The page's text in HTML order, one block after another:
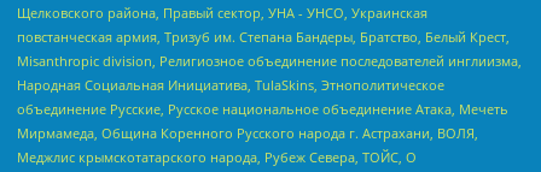
Щелковского района, Правый сектор, УНА - УНСО, Украинская
повстанческая армия, Тризуб им. Степана Бандеры, Братство, Белый Крест,
Misanthropic division, Религиозное объединение последователей инглиизма,
Народная Социальная Инициатива, TulaSkins, Этнополитическое
объединение Русские, Русское национальное объединение Атака, Мечеть
Мирмамеда, Община Коренного Русского народа г. Астрахани, ВОЛЯ,
Меджлис крымскотатарского народа, Рубеж Севера, ТОЙС, О